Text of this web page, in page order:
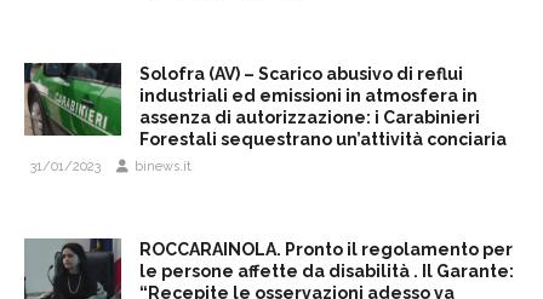
Solofra (AV) – Scarico abusivo di reflui
industriali ed emissioni in atmosfera in
assenza di autorizzazione: i Carabinieri
Forestali sequestrano un’attività conciaria
31/01/2023 binews.it
ROCCARAINOLA. Pronto il regolamento per
le persone affette da disabilità . Il Garante:
“Recepite le osservazioni adesso va